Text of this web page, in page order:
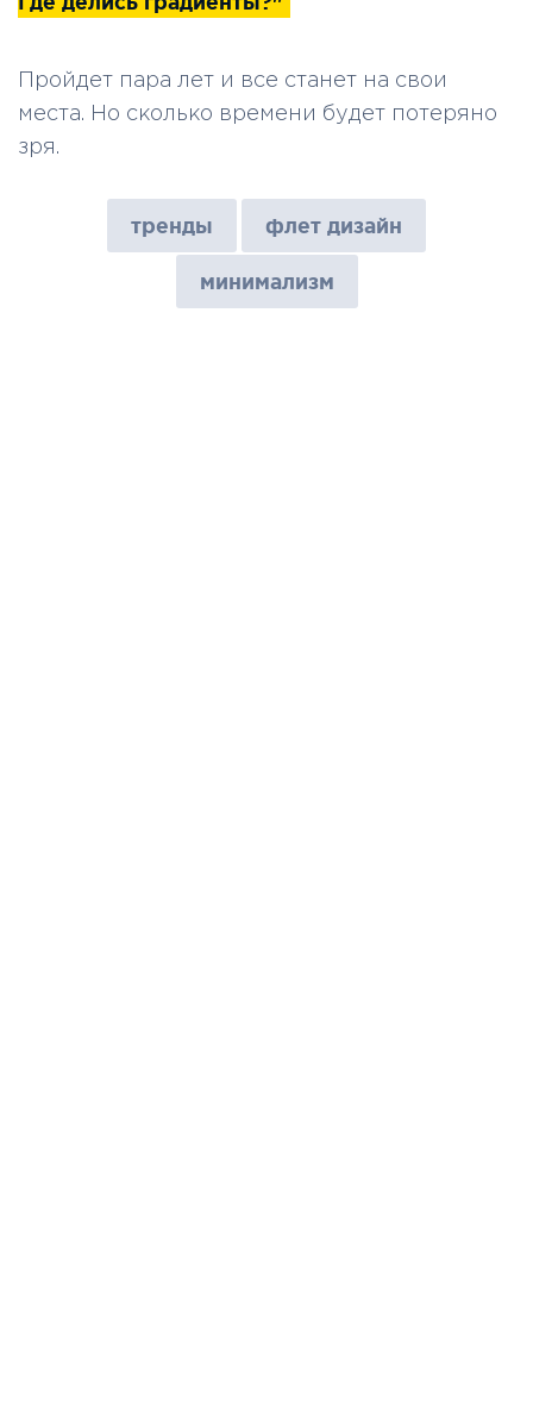
Пройдет пара лет и все станет на свои
места. Но сколько времени будет потеряно
зря.
тренды флет дизайн
минимализм